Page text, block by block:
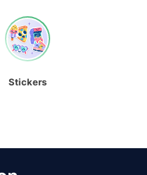
Stickers